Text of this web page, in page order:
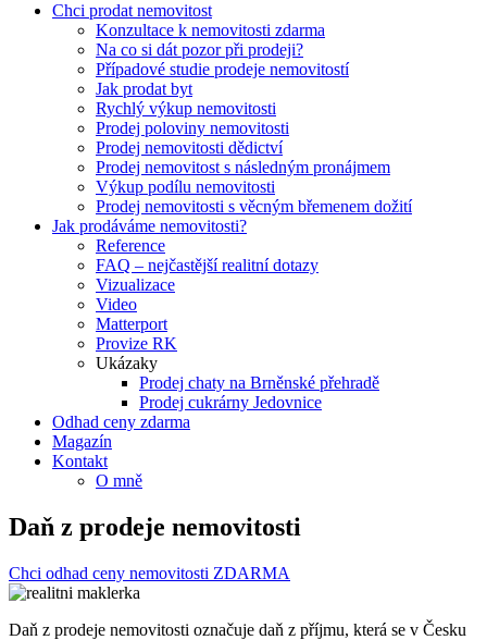
Chci prodat nemovitost
Konzultace k nemovitosti zdarma
Na co si dát pozor při prodeji?
Případové studie prodeje nemovitostí
Jak prodat byt
Rychlý výkup nemovitosti
Prodej poloviny nemovitosti
Prodej nemovitosti dědictví
Prodej nemovitost s následným pronájmem
Výkup podílu nemovitosti
Prodej nemovitosti s věcným břemenem dožití
Jak prodáváme nemovitosti?
Reference
FAQ – nejčastější realitní dotazy
Vizualizace
Video
Matterport
Provize RK
Ukázaky
Prodej chaty na Brněnské přehradě
Prodej cukrárny Jedovnice
Odhad ceny zdarma
Magazín
Kontakt
O mně
Daň z prodeje nemovitosti
Chci odhad ceny nemovitosti ZDARMA
Daň z prodeje nemovitosti označuje daň z příjmu, která se v Česku